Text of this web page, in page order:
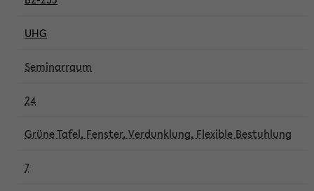
UHG
Seminarraum
24
Grüne Tafel, Fenster, Verdunklung, Flexible Bestuhlung
7